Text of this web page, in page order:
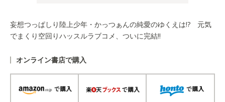
妄想つっぱしり陸上少年・かっつぁんの純愛のゆくえは!? 元気
でまくり空回りハッスルラブコメ、ついに完結!!
オンライン書店で購入